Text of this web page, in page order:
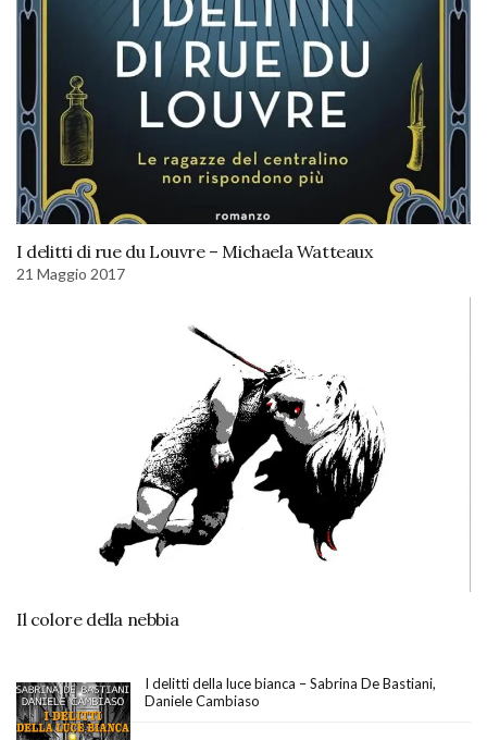
I delitti di rue du Louvre – Michaela Watteaux
21 Maggio 2017
Il colore della nebbia
I delitti della luce bianca – Sabrina De Bastiani,
Daniele Cambiaso